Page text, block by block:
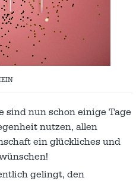
sind nun schon einige Tage
nutzen, allen
ein glückliches und
gelingt, den